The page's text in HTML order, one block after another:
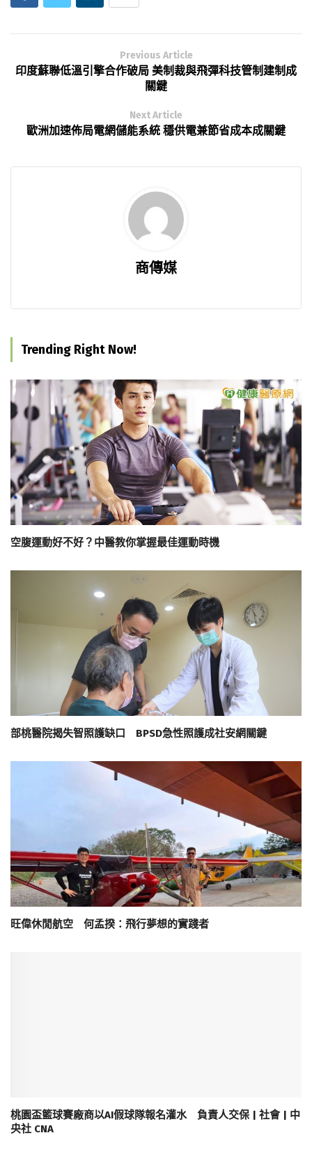
Previous Article
印度蘇聯低溫引擎合作破局 美制裁與飛彈科技管制建制成
關鍵
Next Article
歐洲加速佈局電網儲能系統 穩供電兼節省成本成關鍵
商傳媒
Trending Right Now!
空腹運動好不好？中醫教你掌握最佳運動時機
部桃醫院揭失智照護缺口 BPSD急性照護成社安網關鍵
旺偉休閒航空 何孟揆：飛行夢想的實踐者
桃園盃籃球賽廠商以AI假球隊報名灌水 負責人交保 | 社會 | 中
央社 CNA